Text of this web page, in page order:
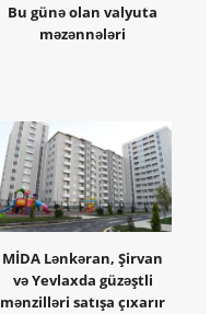
Bu günə olan valyuta
məzənnələri
MİDA Lənkəran, Şirvan
və Yevlaxda güzəştli
mənzilləri satışa çıxarır